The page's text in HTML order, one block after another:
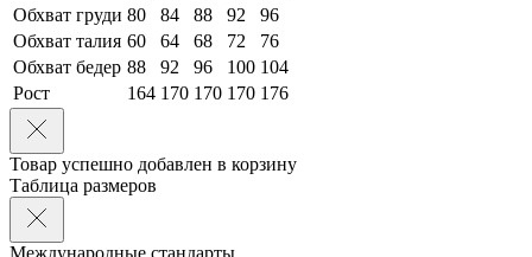
Обхват груди 80 84 88 92
96
Обхват талия 60 64 68 72
76
Обхват бедер 88 92 96 100 104
Рост
164 170 170 170 176
Товар успешно добавлен в корзину
Таблица размеров
Международные стандарты